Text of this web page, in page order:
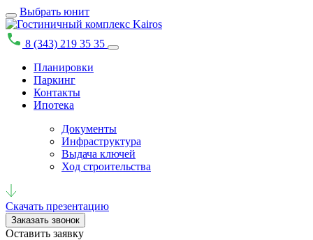
Выбрать юнит
8 (343) 219 35 35
Планировки
Паркинг
Контакты
Ипотека
Документы
Инфраструктура
Выдача ключей
Ход строительства
Скачать презентацию
Заказать звонок
Оставить заявку